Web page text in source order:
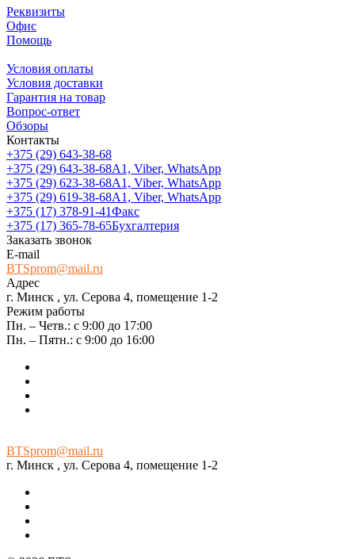
Реквизиты
Офис
Помощь
Условия оплаты
Условия доставки
Гарантия на товар
Вопрос-ответ
Обзоры
Контакты
+375 (29) 643-38-68
+375 (29) 643-38-68А1, Viber, WhatsApp
+375 (29) 623-38-68А1, Viber, WhatsApp
+375 (29) 619-38-68А1, Viber, WhatsApp
+375 (17) 378-91-41Факс
+375 (17) 365-78-65Бухгалтерия
Заказать звонок
E-mail
BTSprom@mail.ru
Адрес
г. Минск , ул. Серова 4, помещение 1-2
Режим работы
Пн. – Четв.: с 9:00 до 17:00
Пн. – Пятн.: с 9:00 до 16:00
BTSprom@mail.ru
г. Минск , ул. Серова 4, помещение 1-2